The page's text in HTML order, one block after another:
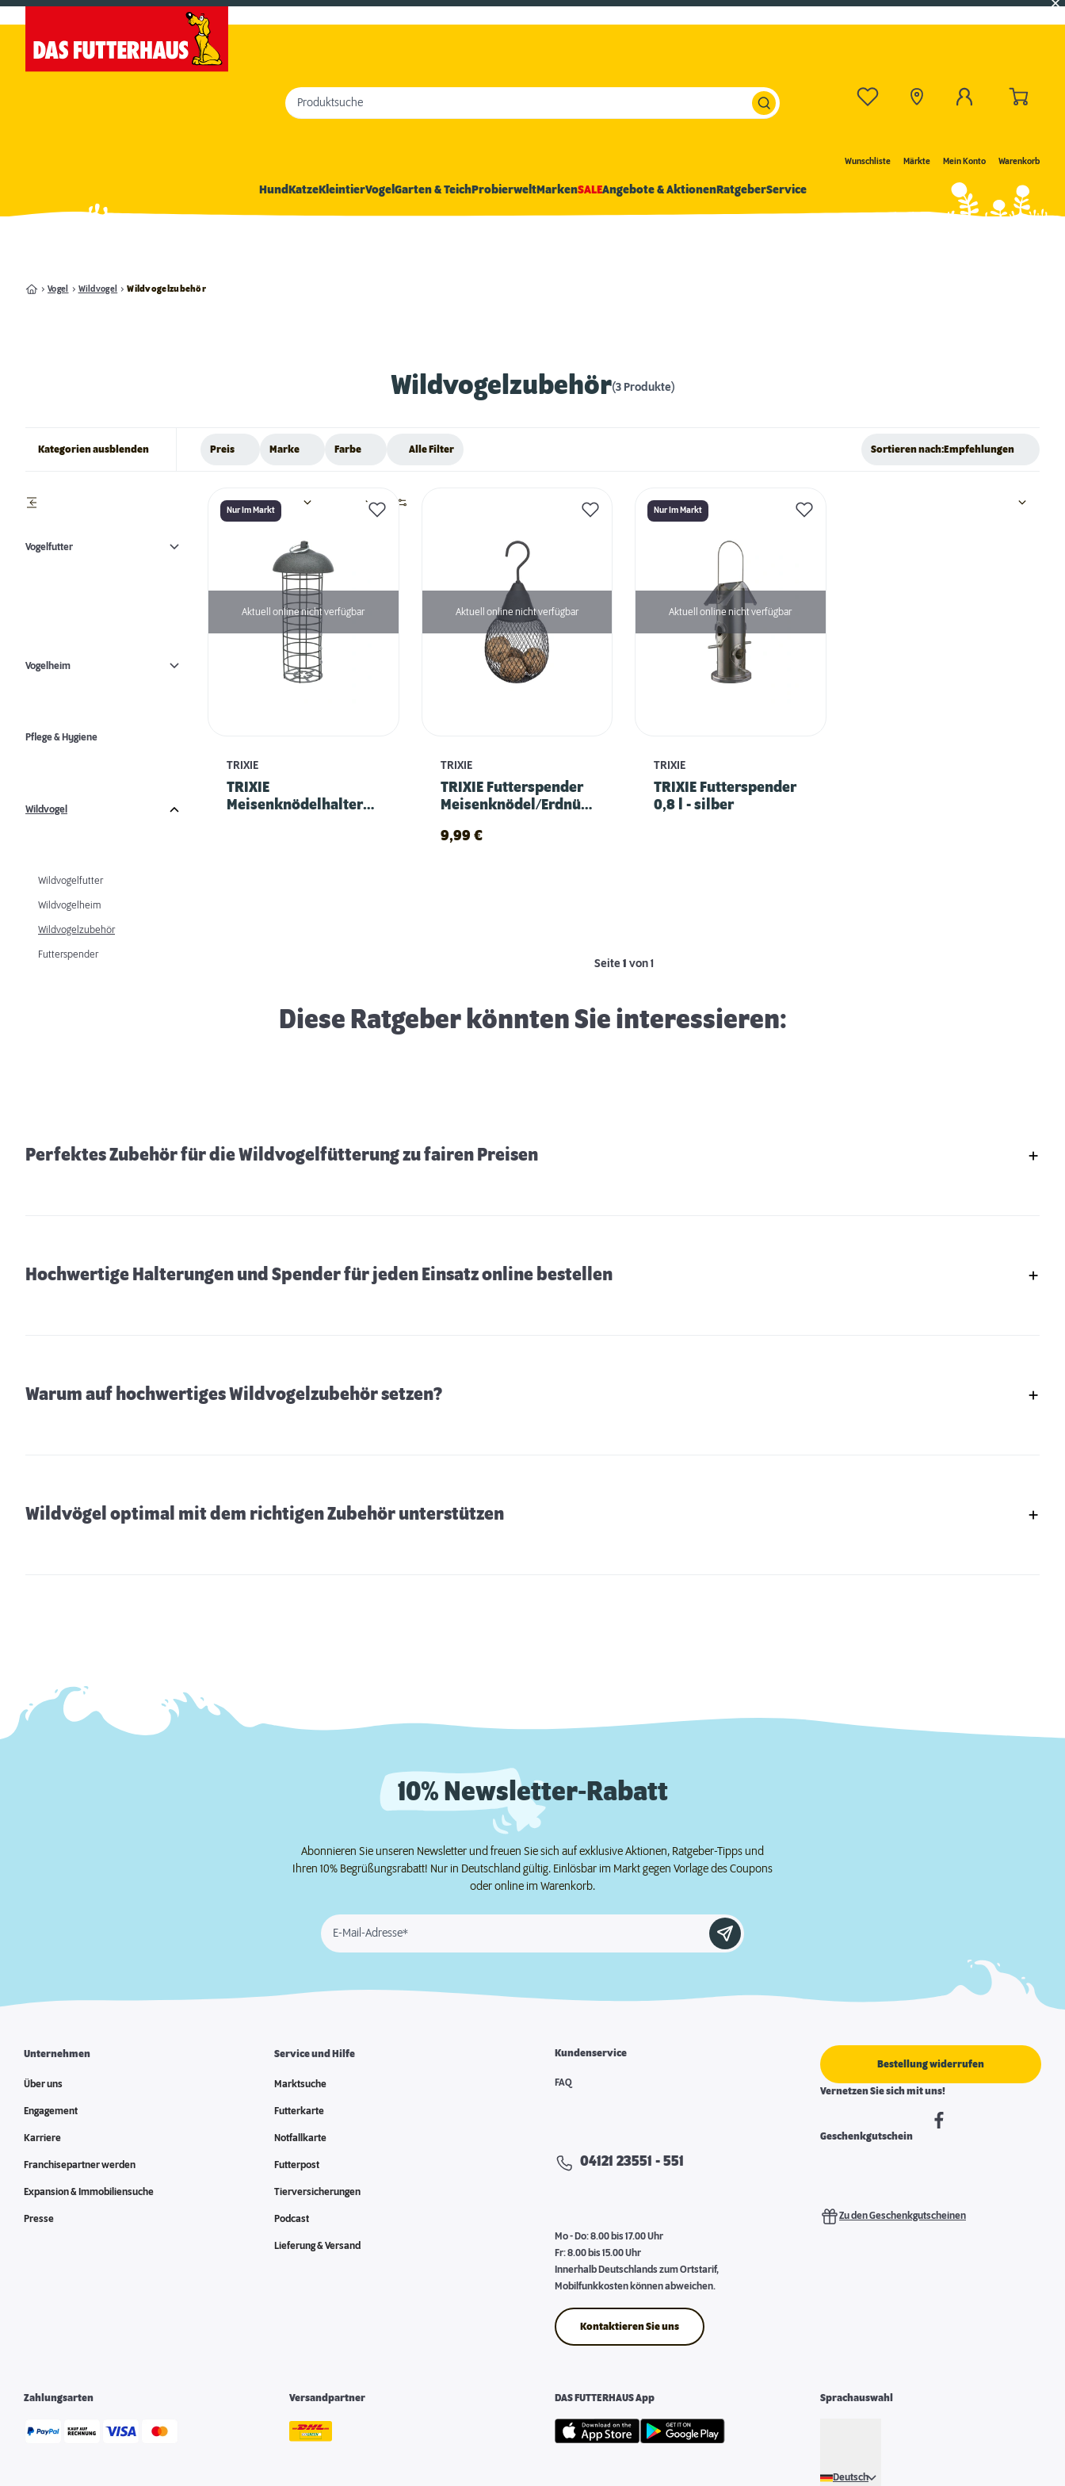
Wunschliste Märkte Mein Konto Warenkorb
Produktsuche
HundKatzeKleintierVogel Garten & TeichProbierweltMarkenSALEAngebote & AktionenRatgeberService
Vogel Wildvogel Wildvogelzubehör
Wildvogelzubehör(3 Produkte)
Kategorien ausblenden Preis Marke Farbe Alle Filter Sortieren nach: Empfehlungen
Vogelfutter
Vogelheim
Pflege & Hygiene
Wildvogel
Wildvogelfutter
Wildvogelheim
Wildvogelzubehör
Futterspender
Nur Im Markt
Aktuell online nicht verfügbar
TRIXIE
TRIXIE
Meisenknödelhalter
Aktuell online nicht verfügbar
TRIXIE
TRIXIE Futterspender
Meisenknödel/Erdnüsse
9,99 €
Nur Im Markt
Aktuell online nicht verfügbar
TRIXIE
TRIXIE Futterspender
0,8 l - silber
Seite1 von 1
Diese Ratgeber könnten Sie interessieren:
Heimische Vögel
Perfektes Zubehör für die Wildvogelfütterung zu fairen Preisen
Hochwertige Halterungen und Spender für jeden Einsatz online bestellen
Warum auf hochwertiges Wildvogelzubehör setzen?
Wildvögel optimal mit dem richtigen Zubehör unterstützen
10% Newsletter-Rabatt
Abonnieren Sie unseren Newsletter und freuen Sie sich auf exklusive Aktionen, Ratgeber-Tipps und
Ihren 10% Begrüßungsrabatt! Nur in Deutschland gültig. Einlösbar im Markt gegen Vorlage des Coupons
oder online im Warenkorb.
E-Mail-Adresse*
Unternehmen
Über uns
Engagement
Karriere
Franchisepartner werden
Expansion & Immobiliensuche
Presse
Service und Hilfe
Marktsuche
Futterkarte
Notfallkarte
Futterpost
Tierversicherungen
Podcast
Lieferung & Versand
Kundenservice
FAQ
04121 23551 - 551
Mo - Do: 8.00 bis 17.00 Uhr
Fr: 8.00 bis 15.00 Uhr
Innerhalb Deutschlands zum Ortstarif,
Mobilfunkkosten können abweichen.
Kontaktieren Sie uns
Bestellung widerrufen
Vernetzen Sie sich mit uns!
Geschenkgutschein
Zu den Geschenkgutscheinen
Zahlungsarten Versandpartner DAS FUTTERHAUS App Sprachauswahl
Deutsch